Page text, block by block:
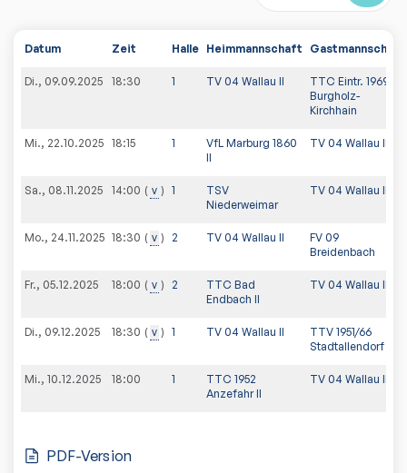
Datum Zeit Halle Heimmannschaft Gastmannschaft
Di., 09.09.2025 18:30 1 TV 04 Wallau II
TTC Eintr. 1969
Burgholz-
Kirchhain
Mi., 22.10.2025 18:15 1
VfL Marburg 1860
II
TV 04 Wallau II
Sa., 08.11.2025 14:00 v 1
TSV
Niederweimar
TV 04 Wallau II
Mo., 24.11.2025 18:30 v 2 TV 04 Wallau II
FV 09
Breidenbach
Fr., 05.12.2025 18:00 v 2
TTC Bad
Endbach II
TV 04 Wallau II
Di., 09.12.2025 18:30 v 1 TV 04 Wallau II
TTV 1951/66
Stadtallendorf II
Mi., 10.12.2025 18:00 1
TTC 1952
Anzefahr II
TV 04 Wallau II
PDF-Version